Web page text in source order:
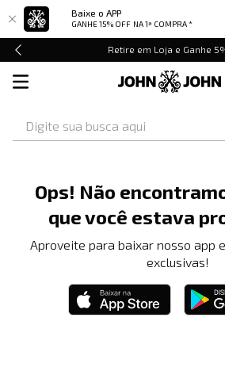
Baixe o APP
GANHE 15% OFF NA 1ª COMPRA *
Retire em Loja e Ganhe
Ops! Não
que você estava
Aproveite para baixar nosso app
exclusivas!